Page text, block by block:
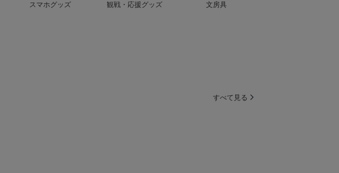
スマホグッズ 観戦・応援グッズ 文房具
すべて見る